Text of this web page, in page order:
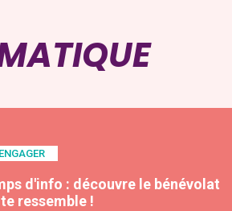
d'info : découvre le bénévolat
ressemble !